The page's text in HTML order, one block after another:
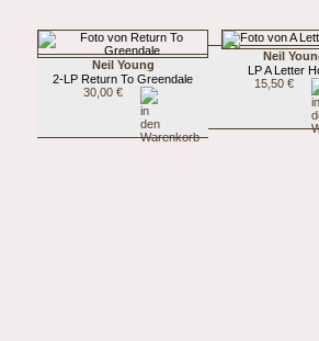
Neil Young
2-LP Return To Greendale
30,00 €
Neil
LP A Letter
15,50 €